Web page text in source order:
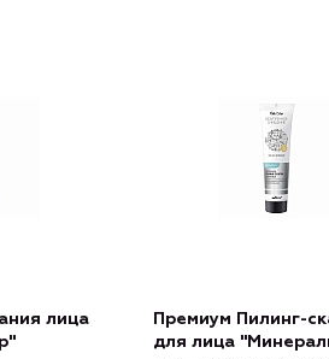
лица
Премиум Пилинг-
для лица